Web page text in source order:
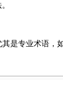
是专业术语